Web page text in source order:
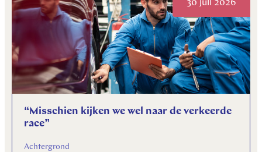
30 juli 2026
“Misschien kijken we wel naar de verkeerde
race”
Achtergrond